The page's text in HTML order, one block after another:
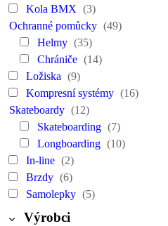
Kola BMX (3)
Ochranné pomůcky (49)
Helmy (35)
Chrániče (14)
Ložiska (9)
Kompresní systémy (16)
Skateboardy (12)
Skateboarding (7)
Longboarding (10)
In-line (2)
Brzdy (6)
Samolepky (5)
Výrobci